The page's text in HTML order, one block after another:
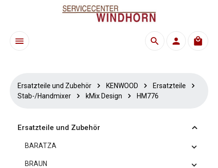
Zum Hauptinhalt springen
Ersatzteile und Zubehör KENWOOD
Ersatzteile
Stab-/Handmixer
kMix Design HM776
Ersatzteile und Zubehör
BARATZA
BRAUN